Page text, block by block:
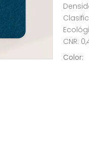
CNR:
Color: